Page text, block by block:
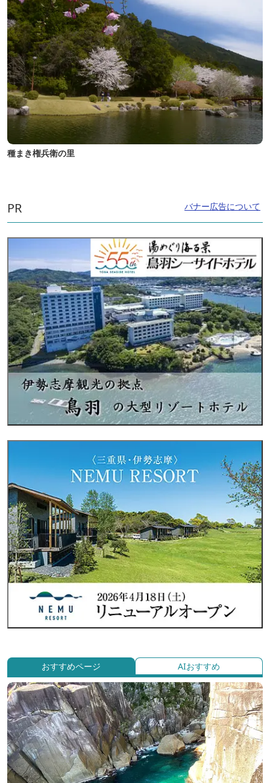
種まき権兵衛の里
PR バナー広告について
おすすめページ AIおすすめ